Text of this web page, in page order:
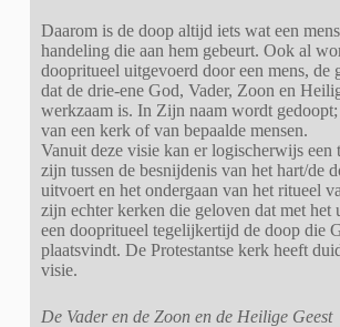
Daarom is de doop altijd iets wat een
handeling die aan hem gebeurt. Ook al
doopritueel uitgevoerd door een mens, de
dat de drie-ene God, Vader, Zoon en
werkzaam is. In Zijn naam wordt
van een kerk of van bepaalde mensen.
Vanuit deze visie kan er logischerwijs
zijn tussen de besnijdenis van het hart/de
uitvoert en het ondergaan van het ritueel
zijn echter kerken die geloven dat met het
een doopritueel tegelijkertijd de doop die
plaatsvindt. De Protestantse kerk heeft
visie.
De Vader en de Zoon en de Heilige Geest